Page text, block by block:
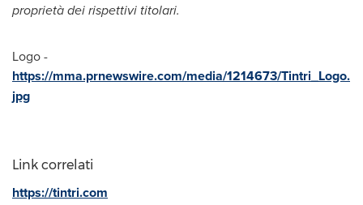
proprietà dei rispettivi titolari.
Logo -
https://mma.prnewswire.com/media/1214673/Tintri_Logo.
jpg
Link correlati
https://tintri.com